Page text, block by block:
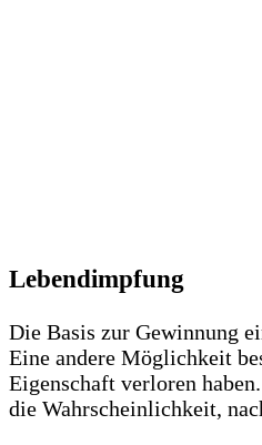
Lebendimpfung
Die Basis zur Gewinnung
Eine andere Möglichkeit
Eigenschaft verloren
die Wahrscheinlichkeit,